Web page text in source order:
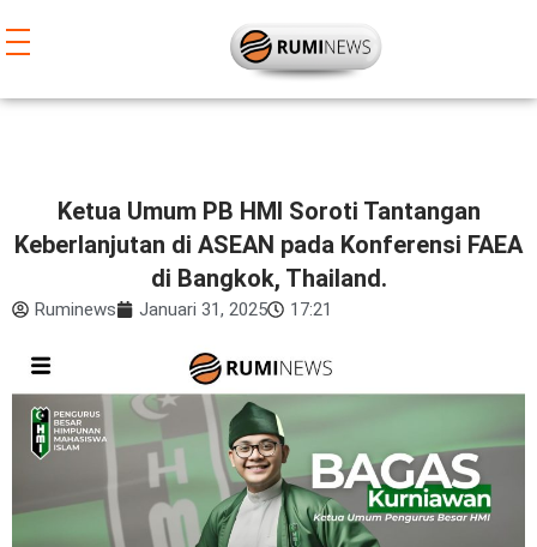
ke
Ketua Umum PB HMI Soroti Tantangan
Keberlanjutan di ASEAN pada Konferensi FAEA
di Bangkok, Thailand.
Ruminews Januari 31, 2025 17:21